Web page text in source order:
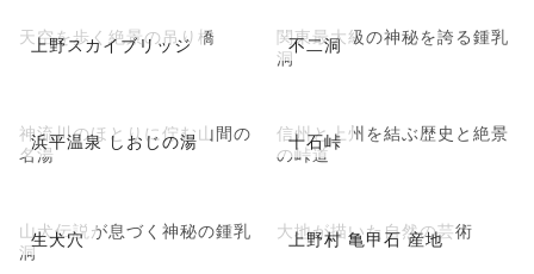
上野スカイブリッジ
天空を歩く絶景の吊り橋 不二洞
関東最大級の神秘を誇る鍾乳
洞
浜平温泉 しおじの湯
神流川のほとりに佇む山間の
名湯
十石峠
信州と上州を結ぶ歴史と絶景
の峠道
生犬穴
山犬伝説が息づく神秘の鍾乳
洞
上野村 亀甲石 産地
大地が描いた自然の芸術